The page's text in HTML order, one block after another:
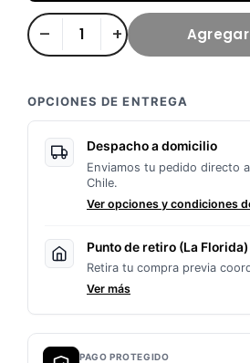
era:
Luz
cantidad
– +
OPCIONES DE ENTREGA
Despacho a domicilio
Enviamos tu pedido directo
Chile.
Ver opciones y condiciones
Punto de retiro (La Florida)
Retira tu compra previa
Ver más
PAGO PROTEGIDO